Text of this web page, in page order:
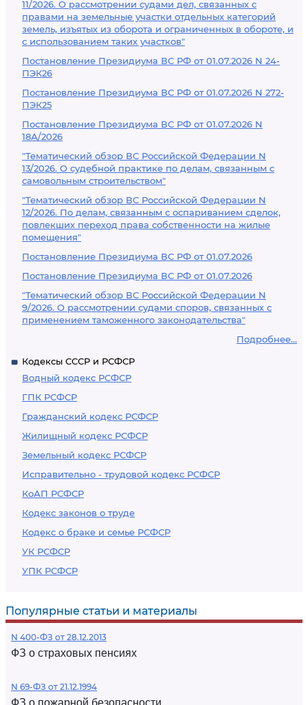
11/2026. О рассмотрении судами дел, связанных с
правами на земельные участки отдельных категорий
земель, изъятых из оборота и ограниченных в обороте, и
с использованием таких участков"
Постановление Президиума ВС РФ от 01.07.2026 N 24-
ПЭК26
Постановление Президиума ВС РФ от 01.07.2026 N 272-
ПЭК25
Постановление Президиума ВС РФ от 01.07.2026 N
18А/2026
"Тематический обзор ВС Российской Федерации N
13/2026. О судебной практике по делам, связанным с
самовольным строительством"
"Тематический обзор ВС Российской Федерации N
12/2026. По делам, связанным с оспариванием сделок,
повлекших переход права собственности на жилые
помещения"
Постановление Президиума ВС РФ от 01.07.2026
Постановление Президиума ВС РФ от 01.07.2026
"Тематический обзор ВС Российской Федерации N
9/2026. О рассмотрении судами споров, связанных с
применением таможенного законодательства"
Подробнее...
Кодексы СССР и РСФСР
Водный кодекс РСФСР
ГПК РСФСР
Гражданский кодекс РСФСР
Жилищный кодекс РСФСР
Земельный кодекс РСФСР
Исправительно - трудовой кодекс РСФСР
КоАП РСФСР
Кодекс законов о труде
Кодекс о браке и семье РСФСР
УК РСФСР
УПК РСФСР
Популярные статьи и материалы
N 400-ФЗ от 28.12.2013
ФЗ о страховых пенсиях
N 69-ФЗ от 21.12.1994
ФЗ о пожарной безопасности